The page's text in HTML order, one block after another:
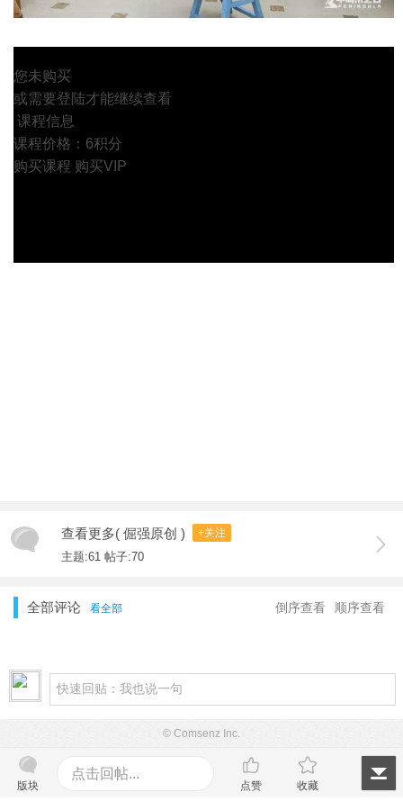
您未购买
或需要登陆才能继续查看
课程信息
课程价格：6积分
购买课程 购买VIP
查看更多( 倔强原创 ) +关注
主题:61 帖子:70
全部评论 看全部 顺序查看
倒序查看
版块
点击回帖...
点赞 收藏
© Comsenz Inc.